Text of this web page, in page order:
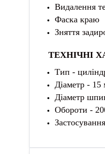
Видалення
Фаска краю
Зняття
ТЕХНІЧНІ
Тип -
Діаметр - 15
Діаметр
Обороти -